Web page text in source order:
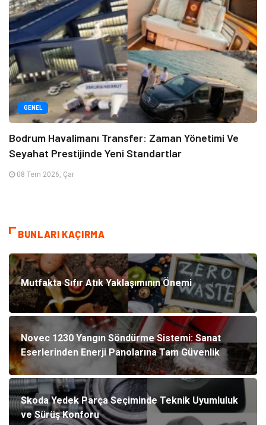
GENEL
Bodrum Havalimanı Transfer: Zaman Yönetimi Ve
Seyahat Prestijinde Yeni Standartlar
08 Tem 2026, Çar
BUNLARI KAÇIRMA
Mutfakta Sıfır Atık Yaklaşımının Önemi
Novec 1230 Yangın Söndürme Sistemi: Sanat
Eserlerinden Enerji Panolarına Tam Güvenlik
Skoda Yedek Parça Seçiminde Teknik Uyumluluk
ve Sürüş Konforu